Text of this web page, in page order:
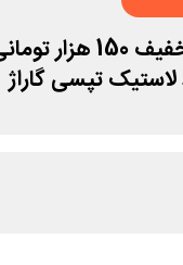
کد تخفیف 150 هزار
تپسی گاراژ